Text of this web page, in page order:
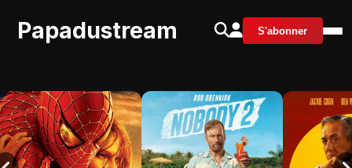
Papadustream S'abonner